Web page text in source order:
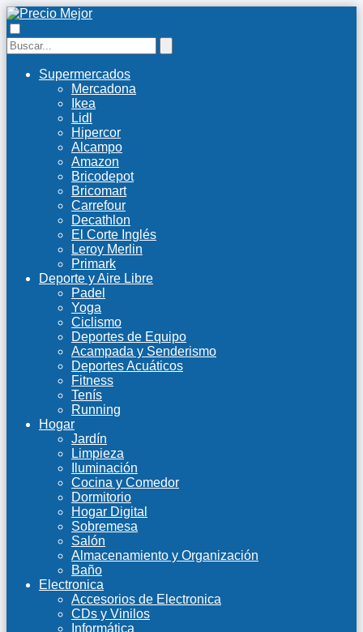
Supermercados
Mercadona
Ikea
Lidl
Hipercor
Alcampo
Amazon
Bricodepot
Bricomart
Carrefour
Decathlon
El Corte Inglés
Leroy Merlin
Primark
Deporte y Aire Libre
Padel
Yoga
Ciclismo
Deportes de Equipo
Acampada y Senderismo
Deportes Acuáticos
Fitness
Tenís
Running
Hogar
Jardín
Limpieza
Iluminación
Cocina y Comedor
Dormitorio
Hogar Digital
Sobremesa
Salón
Almacenamiento y Organización
Baño
Electronica
Accesorios de Electronica
CDs y Vinilos
Informática